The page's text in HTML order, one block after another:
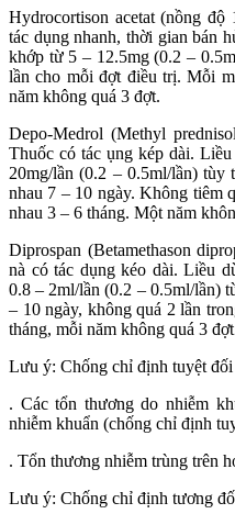
Hydrocortison acetat (nồng
tác dụng nhanh, thời gian bán
khớp từ 5 – 12.5mg (0.2 –
lần cho mỗi đợt điều trị. Mỗi
năm không quá 3 đợt.
Depo-Medrol (Methyl
Thuốc có tác ụng kép dài.
20mg/lần (0.2 – 0.5ml/lần)
nhau 7 – 10 ngày. Không tiêm
nhau 3 – 6 tháng. Một năm
Diprospan (Betamethason
nà có tác dụng kéo dài. Liều
0.8 – 2ml/lần (0.2 – 0.5ml/lần)
– 10 ngày, không quá 2 lần
tháng, mỗi năm không quá 3
Lưu ý: Chống chỉ định tuyệt
. Các tổn thương do nhiễm
nhiễm khuẩn (chống chỉ định
. Tổn thương nhiễm trùng trên
Lưu ý: Chống chỉ định tương